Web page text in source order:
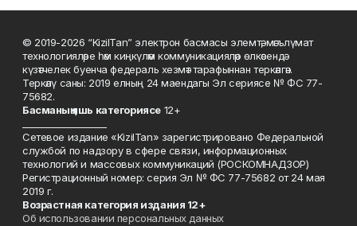
© 2019-2026 “KizilTan” электрон басмасы элемтә, мәгълүмат
технологияләре һәм киңкүләм коммуникацияләр өлкәсендә
күзәтчелек буенча федераль хезмәт тарафыннан теркәлгән.
Теркәлү саны: 2019 елның 24 маендагы Эл сериясе № ФС 77-
75682.
Басманың яшь категориясе12+
Сетевое издание «KizilTan» зарегистрировано Федеральной
службой по надзору в сфере связи, информационных
технологий и массовых коммуникаций (РОСКОМНАДЗОР)
Регистрационный номер: серия Эл № ФС 77-75682 от 24 мая
2019 г.
Возрастная категория издания 12+
Об использовании персональных данных